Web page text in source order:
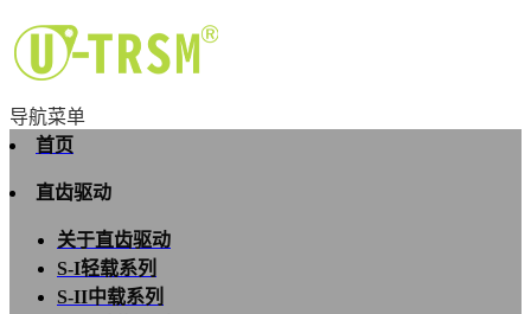
导航菜单
首页
直齿驱动
关于直齿驱动
S-I轻载系列
S-II中载系列